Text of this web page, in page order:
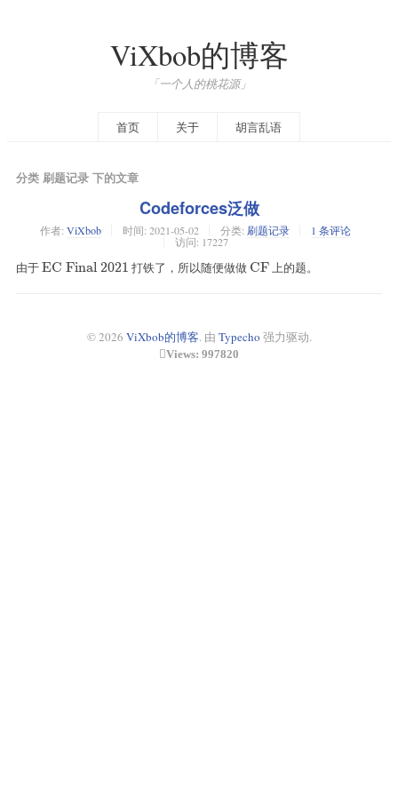
ViXbob的博客
「一个人的桃花源」
首页 关于 胡言乱语
分类 刷题记录 下的文章
Codeforces泛做
作者: ViXbob 时间: 2021-05-02 分类: 刷题记录
1 条评论
访问: 17227
由于\text{EC
EC Final 2021 打铁了，所以随便做做 \text{CF}
CF上的题。
© 2026 ViXbob的博客. 由 Typecho 强力驱动.
Views: 997820